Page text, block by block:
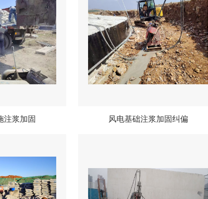
注浆加固 风电基础注浆加固纠偏